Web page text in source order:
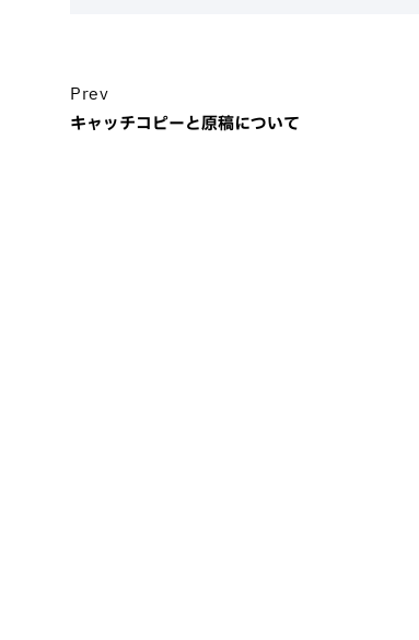
Prev
キャッチコピーと原稿について